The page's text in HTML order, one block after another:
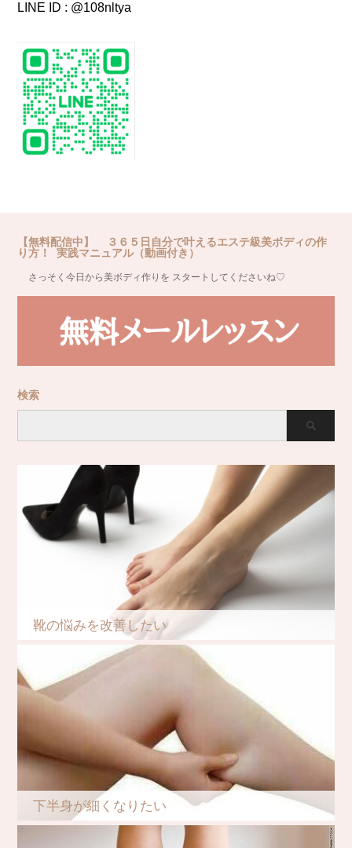
LINE ID : @108nltya
【無料配信中】 ３６５日自分で叶えるエステ級美ボディの作
り方！ 実践マニュアル（動画付き）
さっそく今日から美ボディ作りを スタートしてくださいね♡
検索
靴の悩みを改善したい
下半身が細くなりたい